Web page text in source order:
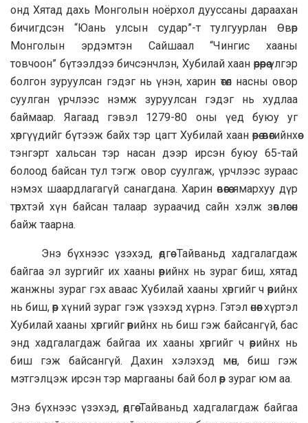
онд Хятад дахь Монголын ноёрхол дууссаны дараахан
бичигдсэн “Юань улсын судар”-т тулгуурлан Өвөр
Монголын эрдэмтэн Сайшаал “Чингис хааны
товчоон” бүтээлдээ бичсэнчлэн, Хубилай хаан өөрөөрөө үлгэр
болгон зуруулсан гэдэг нь үнэн, харин өтөл насны овор
суулган үрчлээс нэмж зуруулсан гэдэг нь худлаа
баймаар. Яагаад гэвэл 1279-80 оны үед буюу уг
хөргүүдийг бүтээж байх тэр цагт Хубилай хаан өөрөө өвөөгийнхөө
тэнгэрт хальсан тэр насан дээр ирсэн буюу 65-тай
болоод байсан тул тэгж овор суулгаж, үрчлээс зураас
нэмэх шаардлагагүй санагдана. Харин өвөөгөө ямархуу дүр
төрхтэй хүн байсан талаар зураачид сайн хэлж зөвлөсөн
байж таарна.
Энэ бүхнээс үзэхэд, өдгөө Тайваньд хадгалагдаж
байгаа эл зургийг их хааны өөрийнх нь зураг биш, хятад
жанжны зураг гэх аваас Хубилай хааны хөргийг ч өөрийнх
нь биш, өөр хүний зураг гэж үзэхэд хүрнэ. Гэтэл өнөөг хүртэл
Хубилай хааны хөргийг өөрийнх нь биш гэж байсангүй, бас
энд хадгалагдаж байгаа их хааны хөргийг ч өөрийнх нь
биш гэж байсангүй. Дахин хэлэхэд мөн, биш гэж
мэтгэлцэж ирсэн тэр маргааны бай бол өөр зураг юм аа.
Энэ бүхнээс үзэхэд, өдгөө Тайваньд хадгалагдаж байгаа